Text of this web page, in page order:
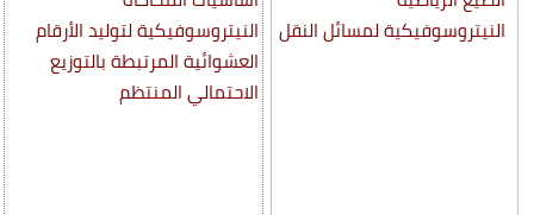
النيتروسوفيكية لمسائل النقل
النيتروسوفيكية لتوليد الأرقام
العشوائية المرتبطة بالتوزيع
الاحتمالي المنتظم